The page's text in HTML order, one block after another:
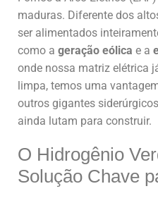
maduras. Diferente dos
ser alimentados
como a geração eólica e a
onde nossa matriz elétrica
limpa, temos uma
outros gigantes
ainda lutam para construir.
O Hidrogênio
Solução Chave